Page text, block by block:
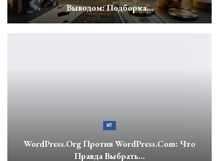
Выводом: Подборка…
ИТ
WordPress.org Против WordPress.com: Что
Правда Выбрать…